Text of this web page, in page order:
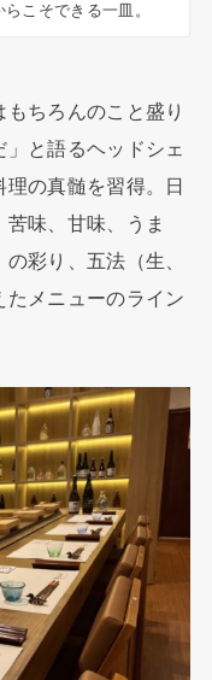
こそできる一皿。
ちろんのこと盛り
と語るヘッドシェ
の真髄を習得。日
味、甘味、うま
彩り、五法（生、
メニューのライン